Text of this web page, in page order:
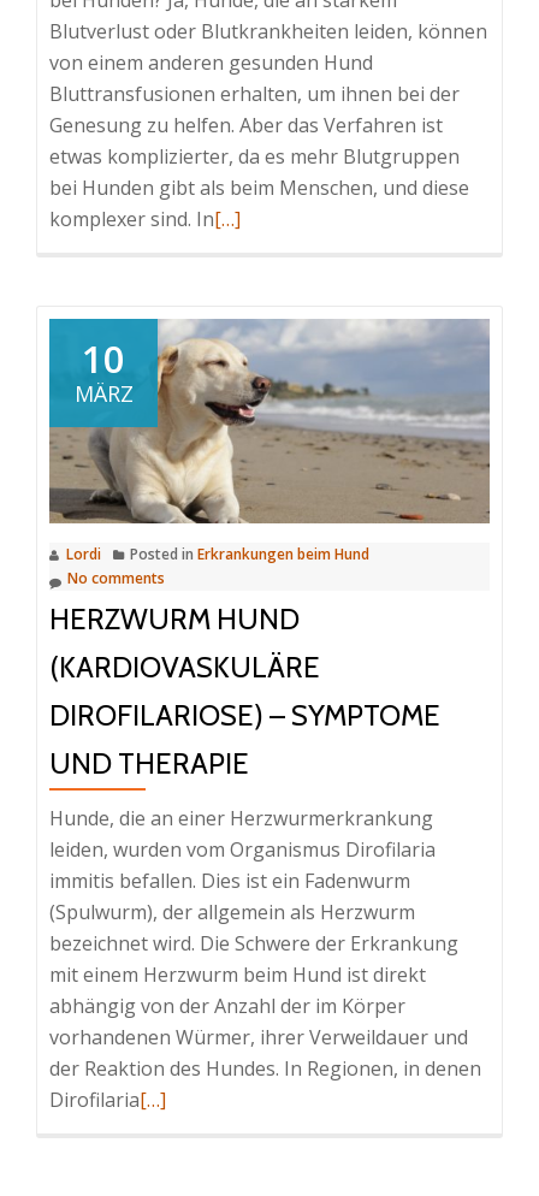
Blutverlust oder Blutkrankheiten leiden, können
von einem anderen gesunden Hund
Bluttransfusionen erhalten, um ihnen bei der
Genesung zu helfen. Aber das Verfahren ist
etwas komplizierter, da es mehr Blutgruppen
bei Hunden gibt als beim Menschen, und diese
komplexer sind. InRead
und
Blutspenden
bei
Hunden
[…]
10
MÄRZ
Lordi Posted in Erkrankungen beim Hund
No comments
HERZWURM HUND
(KARDIOVASKULÄRE
DIROFILARIOSE) – SYMPTOME
UND THERAPIE
Hunde, die an einer Herzwurmerkrankung
leiden, wurden vom Organismus Dirofilaria
immitis befallen. Dies ist ein Fadenwurm
(Spulwurm), der allgemein als Herzwurm
bezeichnet wird. Die Schwere der Erkrankung
mit einem Herzwurm beim Hund ist direkt
abhängig von der Anzahl der im Körper
vorhandenen Würmer, ihrer Verweildauer und
der Reaktion des Hundes. In Regionen, in denen
DirofilariaRead
[…]